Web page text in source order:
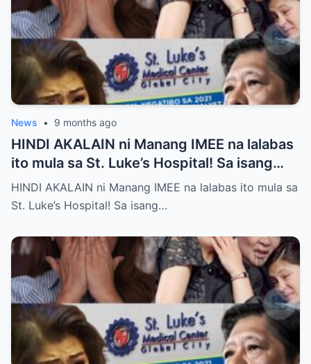
News • 9 months ago
HINDI AKALAIN ni Manang IMEE na lalabas
ito mula sa St. Luke’s Hospital! Sa isang
tahimik at maalinsangang hapon sa
lungsod ng Quezon, si Manang IMEE, isang
komunidad, ay naglakad papasok sa St.
Luke’s Hospital para sa isang ordinaryong
check-up. Walang sinuman ang
nakakaalam na sa araw na iyon, isang
pangyayari ang magbabago ng takbo ng
kanyang buhay at magpapakilos ng buong
bansa sa pagtatanong at paghahanap ng
HINDI AKALAIN ni Manang IMEE na lalabas ito mula sa
St. Luke’s Hospital! Sa isang…